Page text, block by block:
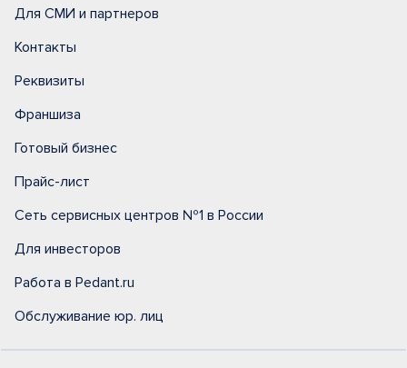
Для СМИ и партнеров
Контакты
Реквизиты
Франшиза
Готовый бизнес
Прайс-лист
Сеть сервисных центров №1 в России
Для инвесторов
Работа в Pedant.ru
Обслуживание юр. лиц